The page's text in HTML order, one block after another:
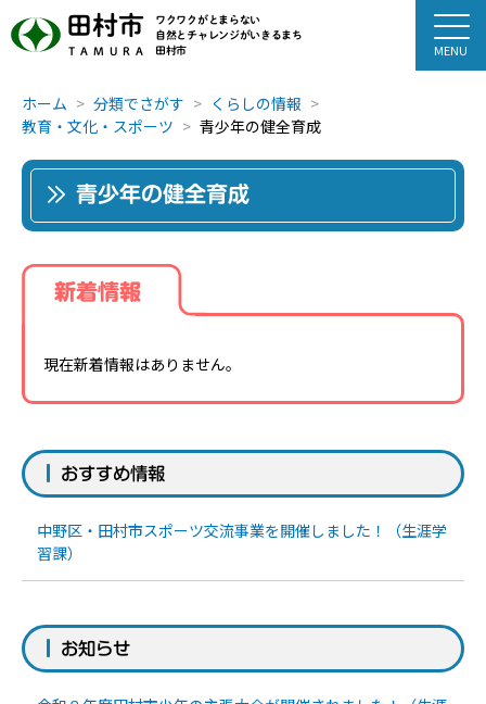
田村市
TAMURA
ワクワクがとまらない
自然とチャレンジがいきるまち
田村市
ホーム 分類でさがす
くらしの情報
教育・文化・スポーツ
青少年の健全育成
青少年の健全育成
新着情報
現在新着情報はありません。
おすすめ情報
中野区・田村市スポーツ交流事業を開催しました！（生涯学
習課）
お知らせ